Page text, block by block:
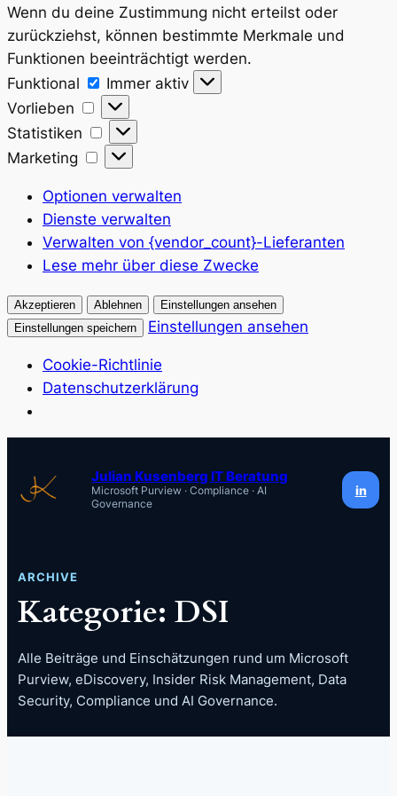
Wenn du deine Zustimmung nicht erteilst oder
zurückziehst, können bestimmte Merkmale und
Funktionen beeinträchtigt werden.
Funktional
Funktional
Immer aktiv
Vorlieben
Vorlieben
Statistiken
Statistiken
Marketing
Marketing
Optionen verwalten
Dienste verwalten
Verwalten von {vendor_count}-Lieferanten
Lese mehr über diese Zwecke
Akzeptieren Ablehnen
Einstellungen ansehen
Einstellungen speichern
Einstellungen ansehen
Cookie-Richtlinie
Datenschutzerklärung
springen
Julian Kusenberg IT Beratung
Microsoft Purview · Compliance · AI
Governance
in
ARCHIVE
Kategorie: DSI
Alle Beiträge und Einschätzungen rund um Microsoft
Purview, eDiscovery, Insider Risk Management, Data
Security, Compliance und AI Governance.